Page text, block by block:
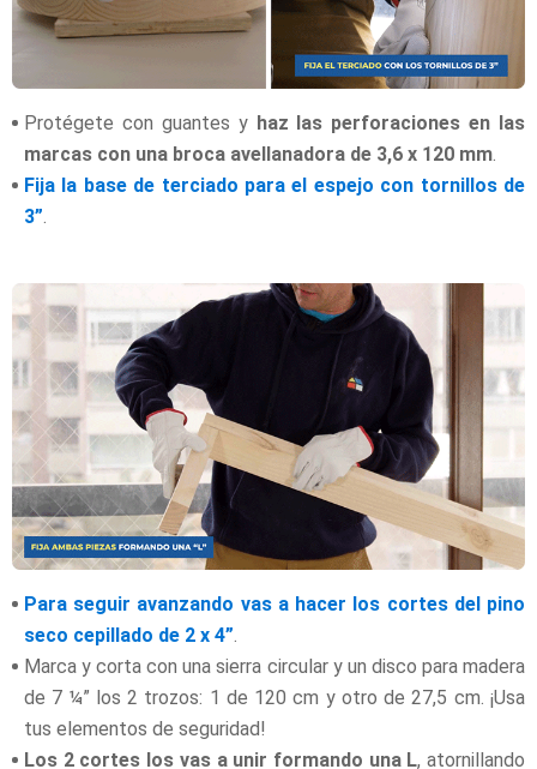
Protégete con guantes y haz las perforaciones en las
marcas con una broca avellanadora de 3,6 x 120 mm.
Fija la base de terciado para el espejo con tornillos de
3”.
Para seguir avanzando vas a hacer los cortes del pino
seco cepillado de 2 x 4”
Marca y corta con una sierra circular y un disco para madera
de 7 ¼” los 2 trozos: 1 de 120 cm y otro de 27,5 cm. ¡Usa
tus elementos de seguridad!
Los 2 cortes los vas a unir formando una L, atornillando